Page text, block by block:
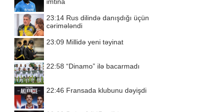
23:14 Rus dilində danışdığı üçün
cərimələndi
23:09 Millidə yeni təyinat
22:58 “Dinamo” ilə bacarmadı
22:46 Fransada klubunu dəyişdi